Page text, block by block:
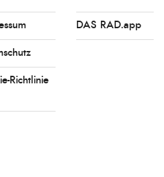
Richtlinie
DAS RAD.app